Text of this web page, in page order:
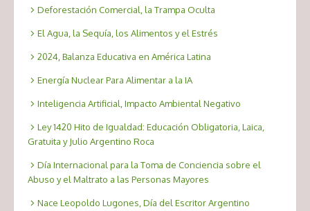
Deforestación Comercial, la Trampa Oculta
El Agua, la Sequía, los Alimentos y el Estrés
2024, Balanza Educativa en América Latina
Energía Nuclear Para Alimentar a la IA
Inteligencia Artificial, Impacto Ambiental Negativo
Ley 1420 Hito de Igualdad: Educación Obligatoria, Laica,
Gratuita y Julio Argentino Roca
Día Internacional para la Toma de Conciencia sobre el
Abuso y el Maltrato a las Personas Mayores
Nace Leopoldo Lugones, Día del Escritor Argentino